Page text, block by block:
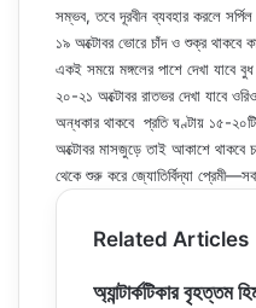
সম্ভব, তবে দূরবীন ব্যবহার করলে
১৯ অক্টোবর ভোরে চাঁদ ও শুক্র থাকবে
একই সময়ে মঙ্গলের পাশে দেখা যাবে
২০-২১ অক্টোবর রাতভর দেখা যাবে
অন্ধকার থাকবে প্রতি ঘণ্টায় ১৫-
অক্টোবর মাসজুড়ে তাই আকাশে থাকবে
থেকে শুরু করে জ্যোতির্বিদ্যা
Related Articles
অ্যান্টার্কটিকার বৃহত্তম